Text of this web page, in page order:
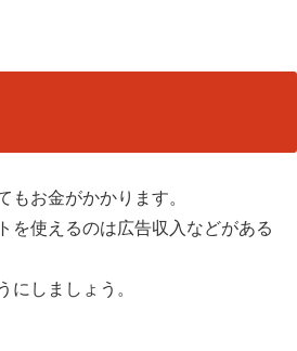
もお金がかかります。
を使えるのは広告収入などがある
にしましょう。